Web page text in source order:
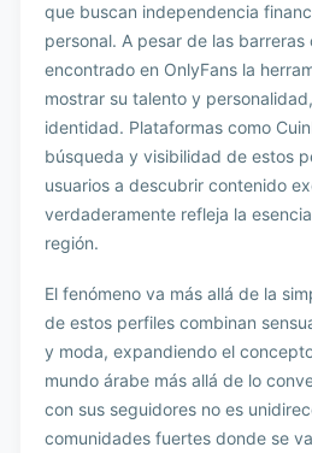
que buscan independencia
personal. A pesar de las barreras
encontrado en OnlyFans la
mostrar su talento y
identidad. Plataformas como
búsqueda y visibilidad de estos
usuarios a descubrir contenido
verdaderamente refleja la
región.
El fenómeno va más allá de la
de estos perfiles combinan
y moda, expandiendo el
mundo árabe más allá de lo
con sus seguidores no es
comunidades fuertes donde se